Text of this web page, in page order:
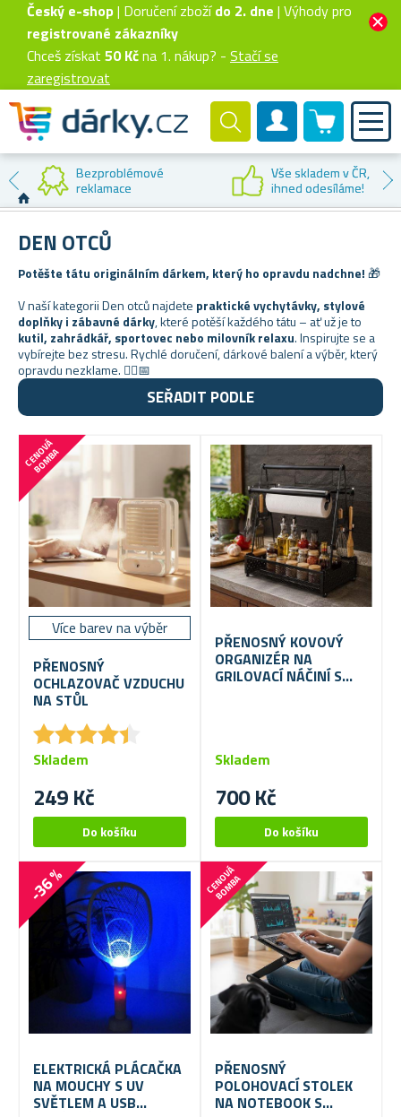
Český e-shop| Doručení zbožído 2. dne | Výhody pro
registrované zákazníky
Chceš získat 50 Kčna 1. nákup? - Stačí se
zaregistrovat
Zákaznický účet
0 produktů
Bezproblémové
reklamace
Vše skladem v ČR,
ihned odesíláme!
DEN OTCŮ
Potěšte tátu originálním dárkem, který ho opravdu nadchne!🎁
V naší kategorii Den otců najdete praktické vychytávky, stylové
doplňky i zábavné dárky, které potěší každého tátu – ať už je to
kutil, zahrádkář, sportovec nebo milovník relaxu. Inspirujte se a
vybírejte bez stresu. Rychlé doručení, dárkové balení a výběr, který
opravdu nezklame. 🙋‍♂️📅
SEŘADIT PODLE
C
E
N
O
V
Á
B
O
M
B
A
Více barev na výběr
PŘENOSNÝ
OCHLAZOVAČ VZDUCHU
NA STŮL
★★★★★
★★★★★
249 Kč
Skladem
PŘENOSNÝ KOVOVÝ
ORGANIZÉR NA
GRILOVACÍ NÁČINÍ S
700 Kč
Skladem
-36 %
ELEKTRICKÁ PLÁCAČKA
NA MOUCHY S UV
SVĚTLEM A USB
C
E
N
O
V
Á
B
O
M
B
A
PŘENOSNÝ
POLOHOVACÍ STOLEK
NA NOTEBOOK S